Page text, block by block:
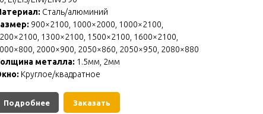
Сталь/алюминий
900×2100, 1000×2000, 1000×2100,
1300×2100, 1500×2100, 1600×2100,
2000×900, 2050×860, 2050×950, 2080×880
металла: 1.5мм, 2мм
Круглое/квадратное
Подробнее Заказать